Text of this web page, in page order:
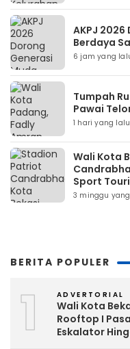
AKPJ
Berdaya
6 jam yang
Tumpah
Pawai
1 hari yang lalu
Wali Kota
Sport
3 minggu
BERITA POPULER
1 ADVERTORIAL
Wali Kota
Rooftop I
Eskalator